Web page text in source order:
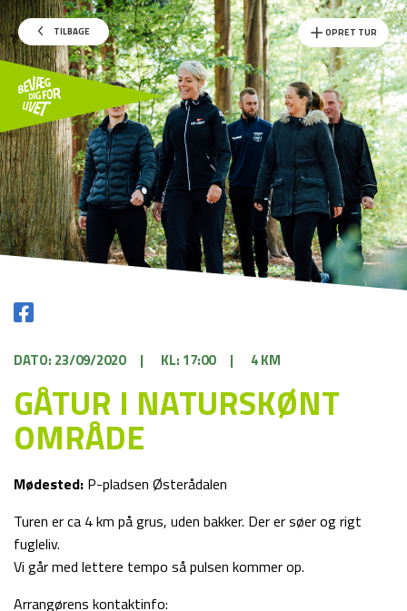
TILBAGE OPRET TUR
DATO: 23/09/2020 | KL: 17:00 | 4 KM
GÅTUR I NATURSKØNT
OMRÅDE
Mødested: P-pladsen Østerådalen
Turen er ca 4 km på grus, uden bakker. Der er søer og rigt
fugleliv.
Vi går med lettere tempo så pulsen kommer op.
Arrangørens kontaktinfo: